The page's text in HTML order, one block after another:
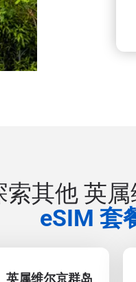
索其他 英
eSIM 套
英属维尔京群岛